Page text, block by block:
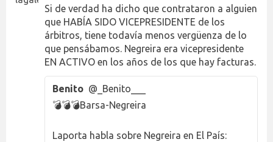
Si de verdad ha dicho que contrataron a alguien
que HABÍA SIDO VICEPRESIDENTE de los
árbitros, tiene todavía menos vergüenza de lo
que pensábamos. Negreira era vicepresidente
EN ACTIVO en los años de los que hay facturas.
Benito @_Benito___
💣💣💣Barsa-Negreira
Laporta habla sobre Negreira en El País: